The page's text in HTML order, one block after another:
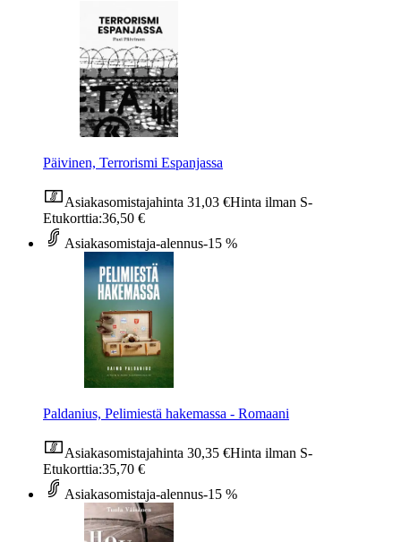
Päivinen, Terrorismi Espanjassa
Asiakasomistajahinta 31,03 €Hinta ilman S-
Etukorttia:36,50 €
Asiakasomistaja-alennus-15 %
Paldanius, Pelimiestä hakemassa - Romaani
Asiakasomistajahinta 30,35 €Hinta ilman S-
Etukorttia:35,70 €
Asiakasomistaja-alennus-15 %